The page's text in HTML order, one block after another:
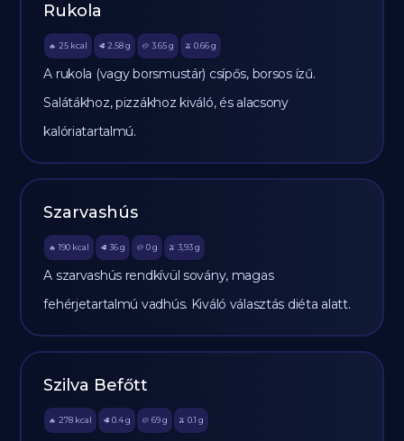
Rukola
🔥 25 kcal 🥩 2.58 g 🥔 3.65g 🫒 0.66 g
A rukola (vagy borsmustár) csípős, borsos ízű.
Salátákhoz, pizzákhoz kiváló, és alacsony
kalóriatartalmú.
Szarvashús
🔥 190 kcal 🥩 36 g 🥔 0g 🫒 3,93 g
A szarvashús rendkívül sovány, magas
fehérjetartalmú vadhús. Kiváló választás diéta alatt.
Szilva Befőtt
🔥 278 kcal 🥩 0.4 g 🥔 69g 🫒 0.1 g